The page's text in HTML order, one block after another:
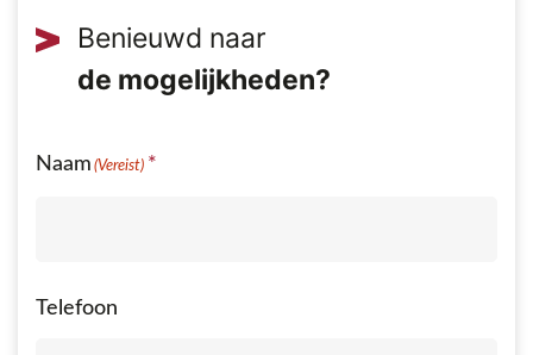
Benieuwd naar
Naam (Vereist)
Telefoon